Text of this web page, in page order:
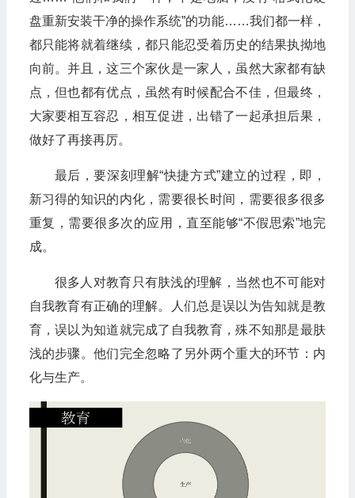
盘重新安装干净的操作系统”的功能……我们都一样，
都只能将就着继续，都只能忍受着历史的结果执拗地
向前。并且，这三个家伙是一家人，虽然大家都有缺
点，但也都有优点，虽然有时候配合不佳，但最终，
大家要相互容忍，相互促进，出错了一起承担后果，
做好了再接再厉。
最后，要深刻理解“快捷方式”建立的过程，即，
新习得的知识的内化，需要很长时间，需要很多很多
重复，需要很多次的应用，直至能够“不假思索”地完
成。
很多人对教育只有肤浅的理解，当然也不可能对
自我教育有正确的理解。人们总是误以为告知就是教
育，误以为知道就完成了自我教育，殊不知那是最肤
浅的步骤。他们完全忽略了另外两个重大的环节：内
化与生产。